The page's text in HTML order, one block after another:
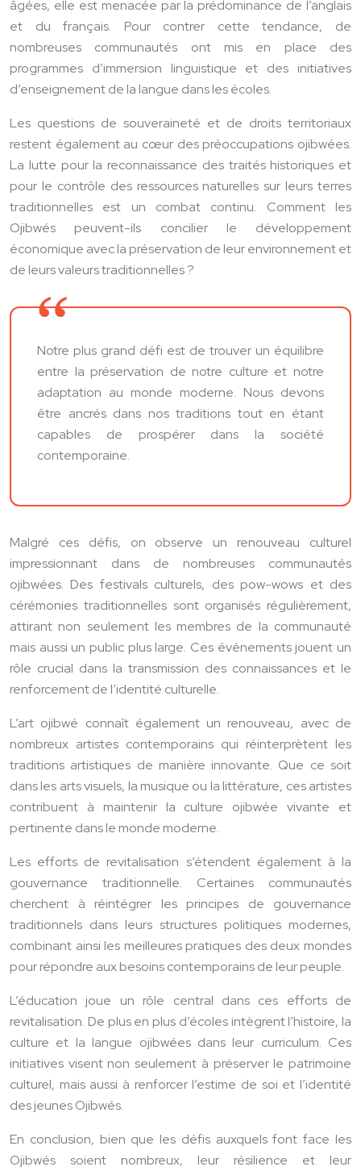
âgées, elle est menacée par la prédominance de l’anglais
et du français. Pour contrer cette tendance, de
nombreuses communautés ont mis en place des
programmes d’immersion linguistique et des initiatives
d’enseignement de la langue dans les écoles.
Les questions de souveraineté et de droits territoriaux
restent également au cœur des préoccupations ojibwées.
La lutte pour la reconnaissance des traités historiques et
pour le contrôle des ressources naturelles sur leurs terres
traditionnelles est un combat continu. Comment les
Ojibwés peuvent-ils concilier le développement
économique avec la préservation de leur environnement et
de leurs valeurs traditionnelles ?
Notre plus grand défi est de trouver un équilibre
entre la préservation de notre culture et notre
adaptation au monde moderne. Nous devons
être ancrés dans nos traditions tout en étant
capables de prospérer dans la société
contemporaine.
Malgré ces défis, on observe un renouveau culturel
impressionnant dans de nombreuses communautés
ojibwées. Des festivals culturels, des pow-wows et des
cérémonies traditionnelles sont organisés régulièrement,
attirant non seulement les membres de la communauté
mais aussi un public plus large. Ces événements jouent un
rôle crucial dans la transmission des connaissances et le
renforcement de l’identité culturelle.
L’art ojibwé connaît également un renouveau, avec de
nombreux artistes contemporains qui réinterprètent les
traditions artistiques de manière innovante. Que ce soit
dans les arts visuels, la musique ou la littérature, ces artistes
contribuent à maintenir la culture ojibwée vivante et
pertinente dans le monde moderne.
Les efforts de revitalisation s’étendent également à la
gouvernance traditionnelle. Certaines communautés
cherchent à réintégrer les principes de gouvernance
traditionnels dans leurs structures politiques modernes,
combinant ainsi les meilleures pratiques des deux mondes
pour répondre aux besoins contemporains de leur peuple.
L’éducation joue un rôle central dans ces efforts de
revitalisation. De plus en plus d’écoles intègrent l’histoire, la
culture et la langue ojibwées dans leur curriculum. Ces
initiatives visent non seulement à préserver le patrimoine
culturel, mais aussi à renforcer l’estime de soi et l’identité
des jeunes Ojibwés.
En conclusion, bien que les défis auxquels font face les
Ojibwés soient nombreux, leur résilience et leur